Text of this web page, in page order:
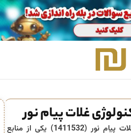
غلات پیام نور
پیام نور (1411532) یکی از منابع